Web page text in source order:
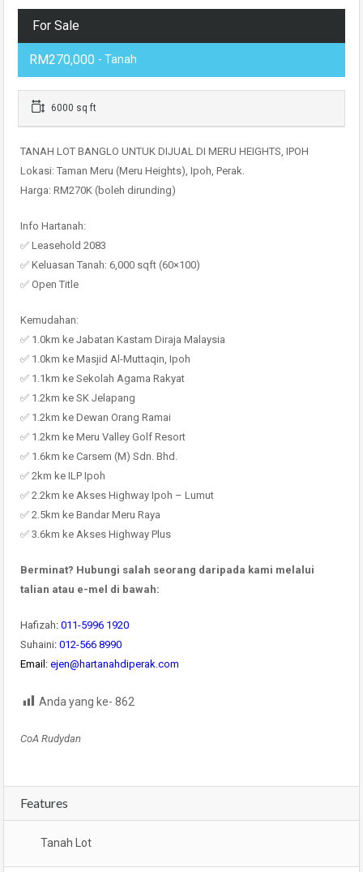
For Sale
RM270,000 - Tanah
6000 sq ft
TANAH LOT BANGLO UNTUK DIJUAL DI MERU HEIGHTS, IPOH
Lokasi: Taman Meru (Meru Heights), Ipoh, Perak.
Harga: RM270K (boleh dirunding)
Info Hartanah:
✅ Leasehold 2083
✅ Keluasan Tanah: 6,000 sqft (60×100)
✅ Open Title
Kemudahan:
✅ 1.0km ke Jabatan Kastam Diraja Malaysia
✅ 1.0km ke Masjid Al-Muttaqin, Ipoh
✅ 1.1km ke Sekolah Agama Rakyat
✅ 1.2km ke SK Jelapang
✅ 1.2km ke Dewan Orang Ramai
✅ 1.2km ke Meru Valley Golf Resort
✅ 1.6km ke Carsem (M) Sdn. Bhd.
✅ 2km ke ILP Ipoh
✅ 2.2km ke Akses Highway Ipoh – Lumut
✅ 2.5km ke Bandar Meru Raya
✅ 3.6km ke Akses Highway Plus
Berminat? Hubungi salah seorang daripada kami melalui
talian atau e-mel di bawah:
Hafizah: 011-5996 1920
Suhaini: 012-566 8990
Email: ejen@hartanahdiperak.com
Anda yang ke- 862
CoA Rudydan
Features
Tanah Lot